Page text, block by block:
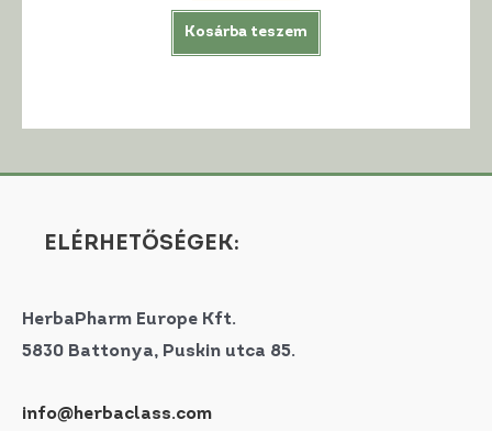
Kosárba teszem
ELÉRHETŐSÉGEK:
HerbaPharm Europe Kft.
5830 Battonya, Puskin utca 85.
info@herbaclass.com